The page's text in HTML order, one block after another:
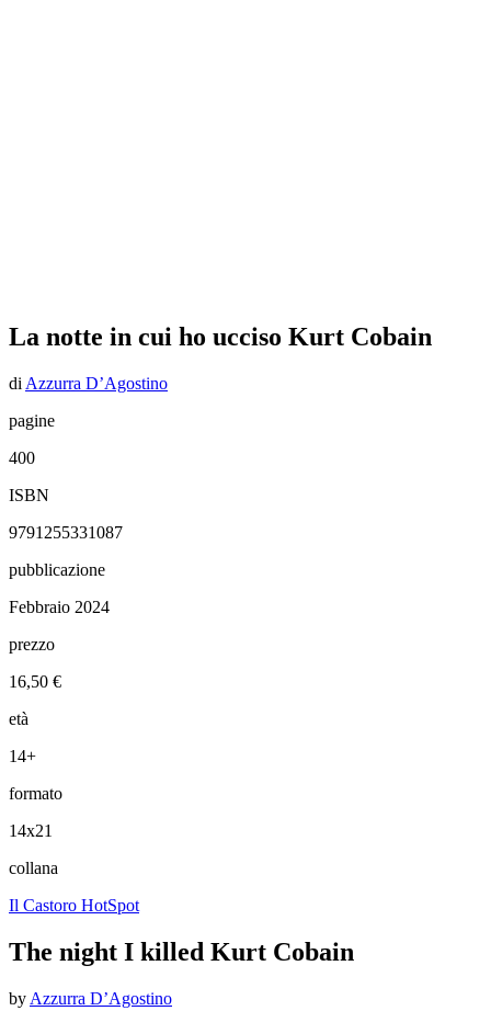
La notte in cui ho ucciso Kurt Cobain
di Azzurra D’Agostino
pagine
400
ISBN
9791255331087
pubblicazione
Febbraio 2024
prezzo
16,50 €
età
14+
formato
14x21
collana
Il Castoro HotSpot
The night I killed Kurt Cobain
by Azzurra D’Agostino